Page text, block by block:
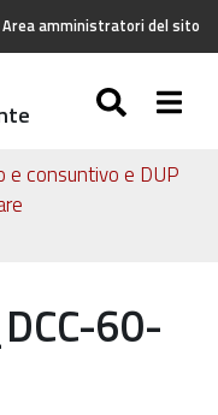
Area amministratori del sito
e consuntivo e DUP
60-